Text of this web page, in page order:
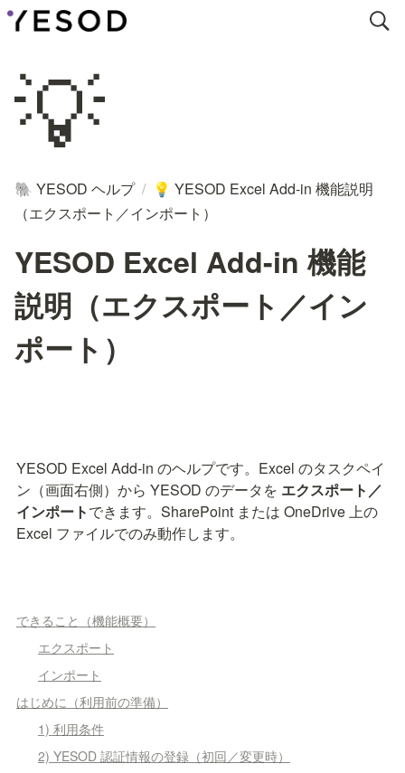
💡
🐘 YESOD ヘルプ / 💡 YESOD Excel Add-in 機能説明
（エクスポート／インポート）
YESOD Excel Add-in 機能
説明（エクスポート／イン
ポート）
YESOD Excel Add-in のヘルプです。Excel のタスクペイ
ン（画面右側）から YESOD のデータを エクスポート／
インポートできます。SharePoint または OneDrive 上の
Excel ファイルでのみ動作します。
できること（機能概要）
エクスポート
インポート
はじめに（利用前の準備）
1) 利用条件
2) YESOD 認証情報の登録（初回／変更時）